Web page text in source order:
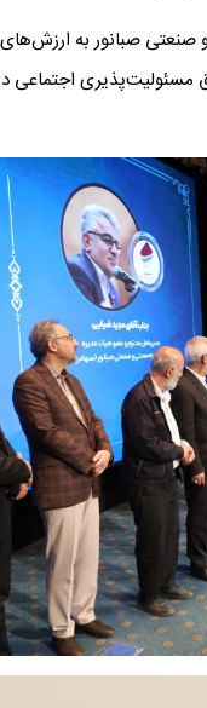
صبانور به
مسئولیت‌پذیری